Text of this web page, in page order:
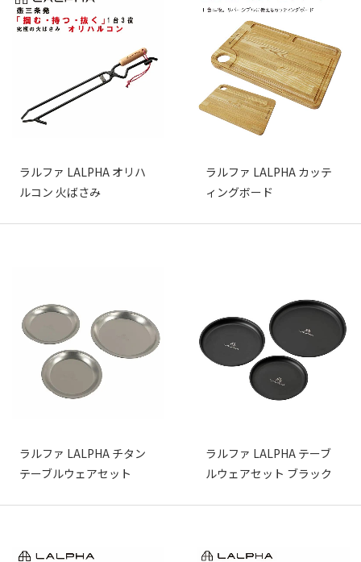
ラルファ LALPHA オリハ
ルコン 火ばさみ
ラルファ LALPHA カッテ
ィングボード
ラルファ LALPHA チタン
テーブルウェアセット
ラルファ LALPHA テーブ
ルウェアセット ブラック